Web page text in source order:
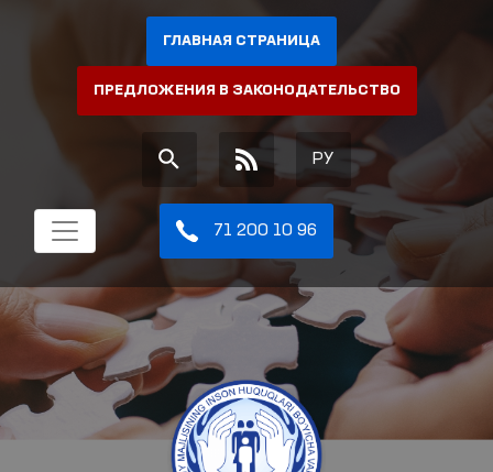
ГЛАВНАЯ СТРАНИЦА
ПРЕДЛОЖЕНИЯ В ЗАКОНОДАТЕЛЬСТВО
РУ
71 200 10 96